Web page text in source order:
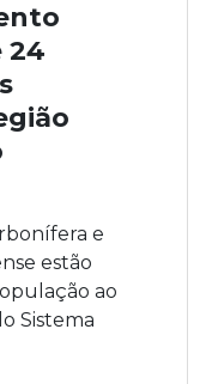
24
e
estão
ao
Sistema